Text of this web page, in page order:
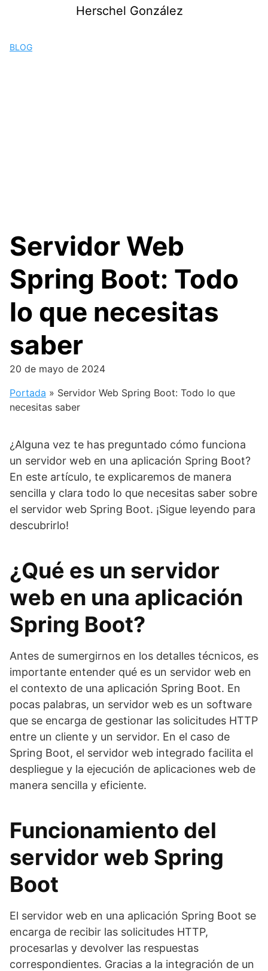
Herschel González
BLOG
Servidor Web
Spring Boot: Todo
lo que necesitas
saber
20 de mayo de 2024
Portada » Servidor Web Spring Boot: Todo lo que
necesitas saber
¿Alguna vez te has preguntado cómo funciona
un servidor web en una aplicación Spring Boot?
En este artículo, te explicaremos de manera
sencilla y clara todo lo que necesitas saber sobre
el servidor web Spring Boot. ¡Sigue leyendo para
descubrirlo!
¿Qué es un servidor
web en una aplicación
Spring Boot?
Antes de sumergirnos en los detalles técnicos, es
importante entender qué es un servidor web en
el contexto de una aplicación Spring Boot. En
pocas palabras, un servidor web es un software
que se encarga de gestionar las solicitudes HTTP
entre un cliente y un servidor. En el caso de
Spring Boot, el servidor web integrado facilita el
despliegue y la ejecución de aplicaciones web de
manera sencilla y eficiente.
Funcionamiento del
servidor web Spring
Boot
El servidor web en una aplicación Spring Boot se
encarga de recibir las solicitudes HTTP,
procesarlas y devolver las respuestas
correspondientes. Gracias a la integración de un